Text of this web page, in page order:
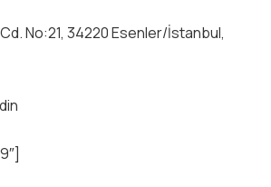
No:21, 34220 Esenler/İstanbul,